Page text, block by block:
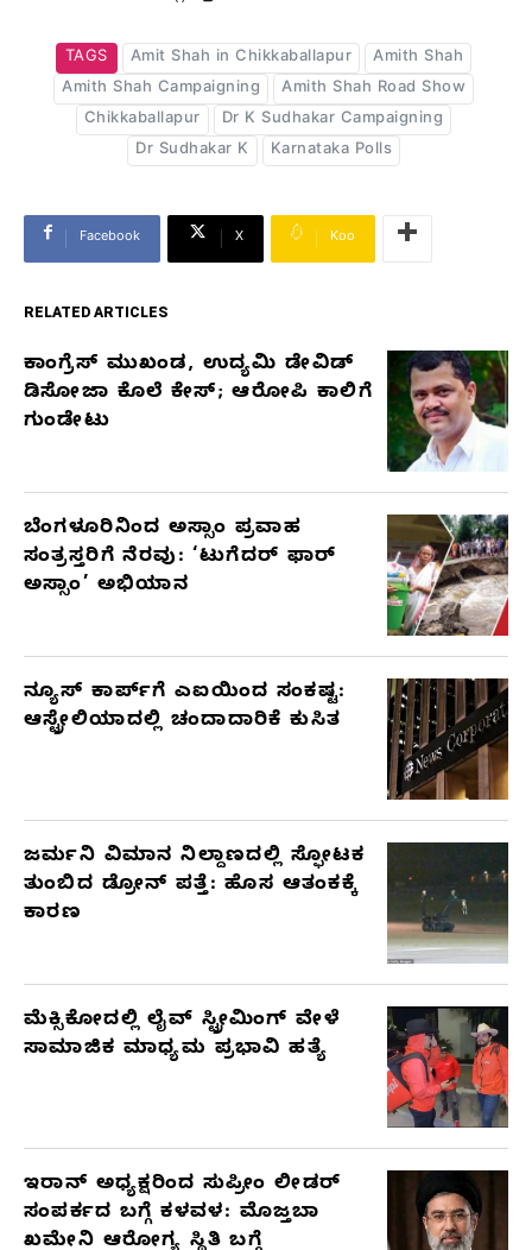
TAGS Amit Shah in Chikkaballapur
Amith Shah
Amith Shah Campaigning
Amith Shah Road Show
Chikkaballapur
Dr K Sudhakar Campaigning
Dr Sudhakar K
Karnataka Polls
Facebook X Koo
RELATED ARTICLES
RELATED
ಕಾಂಗ್ರೆಸ್‌ ಮುಖಂಡ, ಉದ್ಯಮಿ ಡೇವಿಡ್‌
ಡಿಸೋಜಾ ಕೊಲೆ ಕೇಸ್;‌ ಆರೋಪಿ ಕಾಲಿಗೆ
ಗುಂಡೇಟು
ಬೆಂಗಳೂರಿನಿಂದ ಅಸ್ಸಾಂ ಪ್ರವಾಹ
ಸಂತ್ರಸ್ತರಿಗೆ ನೆರವು: ‘ಟುಗೆದರ್ ಫಾರ್
ಅಸ್ಸಾಂ’ ಅಭಿಯಾನ
ನ್ಯೂಸ್ ಕಾರ್ಪ್‌ಗೆ ಎಐಯಿಂದ ಸಂಕಷ್ಟ:
ಆಸ್ಟ್ರೇಲಿಯಾದಲ್ಲಿ ಚಂದಾದಾರಿಕೆ ಕುಸಿತ
ಜರ್ಮನಿ ವಿಮಾನ ನಿಲ್ದಾಣದಲ್ಲಿ ಸ್ಫೋಟಕ
ತುಂಬಿದ ಡ್ರೋನ್ ಪತ್ತೆ: ಹೊಸ ಆತಂಕಕ್ಕೆ
ಕಾರಣ
ಮೆಕ್ಸಿಕೋದಲ್ಲಿ ಲೈವ್ ಸ್ಟ್ರೀಮಿಂಗ್ ವೇಳೆ
ಸಾಮಾಜಿಕ ಮಾಧ್ಯಮ ಪ್ರಭಾವಿ ಹತ್ಯೆ
ಇರಾನ್ ಅಧ್ಯಕ್ಷರಿಂದ ಸುಪ್ರೀಂ ಲೀಡರ್
ಸಂಪರ್ಕದ ಬಗ್ಗೆ ಕಳವಳ: ಮೊಜ್ತಬಾ
ಖಮೇನಿ ಆರೋಗ್ಯ ಸ್ಥಿತಿ ಬಗ್ಗೆ